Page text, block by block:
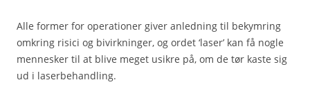
Alle former for operationer giver anledning til bekymring
omkring risici og bivirkninger, og ordet ‘laser’ kan få nogle
mennesker til at blive meget usikre på, om de tør kaste sig
ud i laserbehandling.